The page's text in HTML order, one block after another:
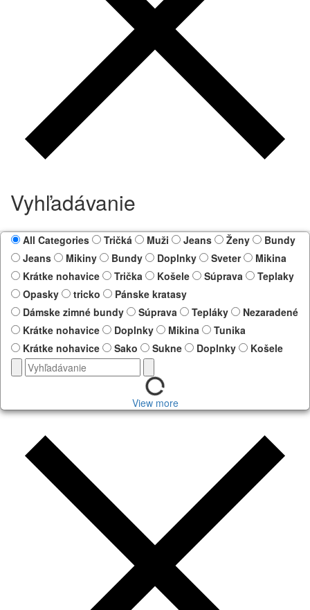
Vyhľadávanie
All Categories Tričká Muži Jeans Ženy
Bundy
Jeans
Mikiny Bundy Doplnky Sveter
Mikina
Krátke nohavice
Trička Košele Súprava
Teplaky
Opasky
tricko
Pánske kratasy
Dámske zimné bundy
Súprava Tepláky
Nezaradené
Krátke nohavice
Doplnky Mikina
Tunika
Krátke nohavice
Sako Sukne Doplnky Košele
View more